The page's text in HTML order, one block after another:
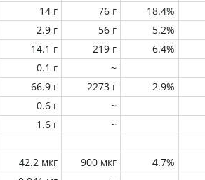
14 г 76 г 18.4%
2.9 г 56 г 5.2%
14.1 г 219 г 6.4%
0.1 г
~
66.9 г 2273 г 2.9%
0.6 г
~
1.6 г ~
42.2 мкг 900 мкг 4.7%